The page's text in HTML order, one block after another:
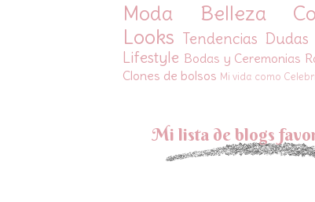
Moda Belleza
Looks Tendencias
Lifestyle Bodas y Ceremonias
Clones de bolsos Mi vida como
Mi lista de blogs